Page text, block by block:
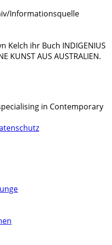
Informationsquelle
Kelch ihr Buch INDIGENIUS
KUNST AUS AUSTRALIEN.
in Contemporary